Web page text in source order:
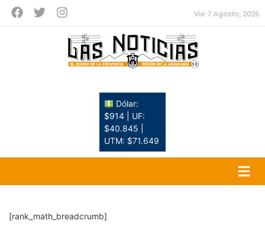
Vie 7 Agosto, 2026
Dólar:
$914 | UF:
$40.845 |
UTM: $71.649
[rank_math_breadcrumb]